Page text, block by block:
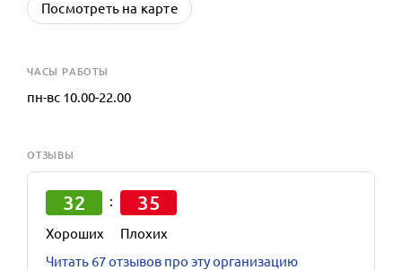
Посмотреть на карте
ЧАСЫ РАБОТЫ
пн-вс 10.00-22.00
ОТЗЫВЫ
32
Хороших
: 35
Плохих
Читать 67 отзывов про эту организацию